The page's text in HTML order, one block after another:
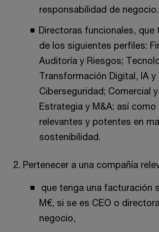
responsabilidad de negocio.
Directoras funcionales, que
de los siguientes perfiles:
Auditoría y Riesgos;
Transformación Digital, IA y
Ciberseguridad; Comercial
Estrategia y M&A; así como
relevantes y potentes en
sostenibilidad.
Pertenecer a una compañía
que tenga una facturación
M€, si se es CEO o
negocio,